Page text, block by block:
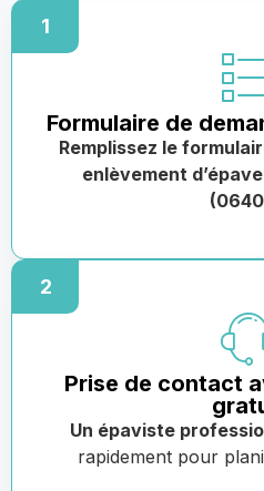
1
Formulaire de
Remplissez le
enlèvement
2
Prise de contact
Un épaviste
rapidement pour